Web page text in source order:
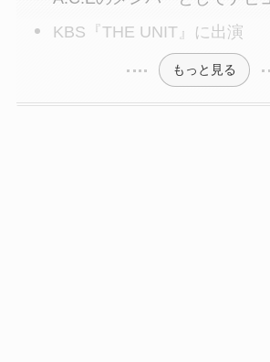
KBS『THE UNIT』に出演
もっと見る